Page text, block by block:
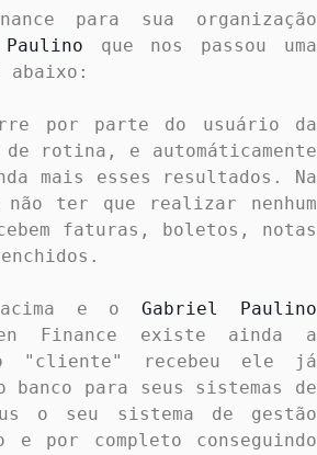
para sua organização
que nos passou uma
abaixo:
por parte do usuário da
rotina, e automáticamente
mais esses resultados. Na
ter que realizar nenhum
faturas, boletos, notas
acima e o Gabriel Paulino
Finance existe ainda a
"cliente" recebeu ele já
para seus sistemas de
o seu sistema de gestão
completo conseguindo